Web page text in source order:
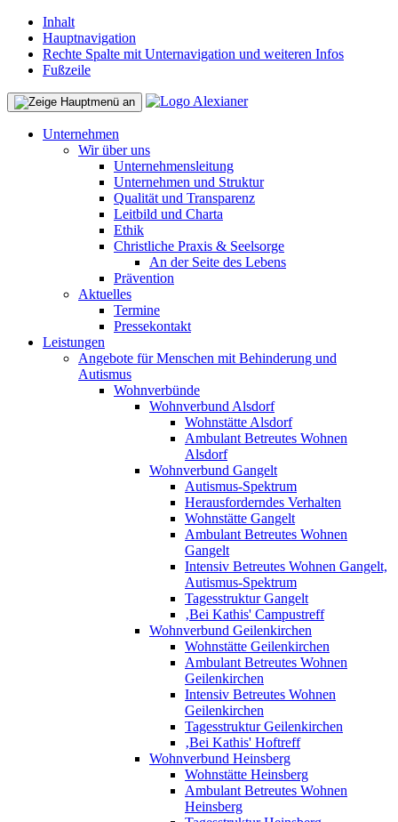
Inhalt
Hauptnavigation
Rechte Spalte mit Unternavigation und weiteren Infos
Fußzeile
Unternehmen
Wir über uns
Unternehmensleitung
Unternehmen und Struktur
Qualität und Transparenz
Leitbild und Charta
Ethik
Christliche Praxis & Seelsorge
An der Seite des Lebens
Prävention
Aktuelles
Termine
Pressekontakt
Leistungen
Angebote für Menschen mit Behinderung und
Autismus
Wohnverbünde
Wohnverbund Alsdorf
Wohnstätte Alsdorf
Ambulant Betreutes Wohnen
Alsdorf
Wohnverbund Gangelt
Autismus-Spektrum
Herausforderndes Verhalten
Wohnstätte Gangelt
Ambulant Betreutes Wohnen
Gangelt
Intensiv Betreutes Wohnen Gangelt,
Autismus-Spektrum
Tagesstruktur Gangelt
‚Bei Kathis' Campustreff
Wohnverbund Geilenkirchen
Wohnstätte Geilenkirchen
Ambulant Betreutes Wohnen
Geilenkirchen
Intensiv Betreutes Wohnen
Geilenkirchen
Tagesstruktur Geilenkirchen
‚Bei Kathis' Hoftreff
Wohnverbund Heinsberg
Wohnstätte Heinsberg
Ambulant Betreutes Wohnen
Heinsberg